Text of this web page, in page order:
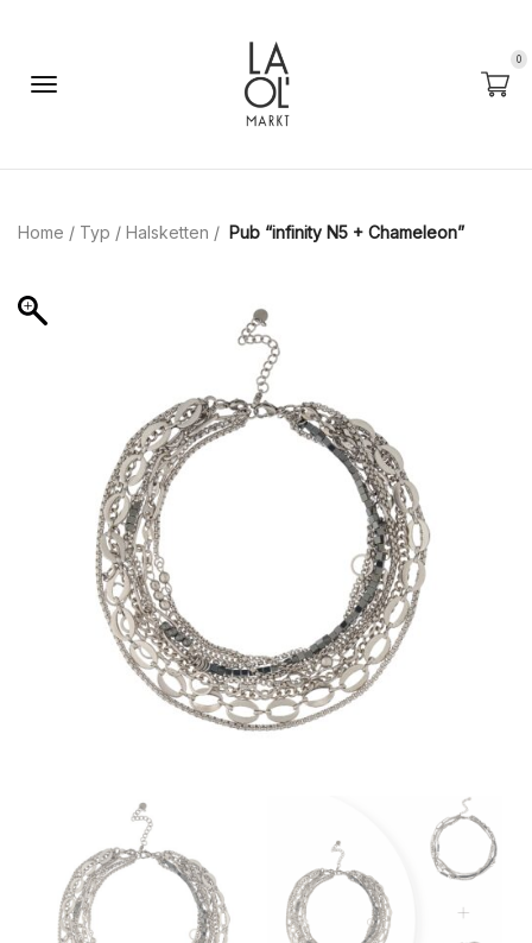
0
Home / Typ / Halsketten / Pub “infinity N5 + Chameleon”